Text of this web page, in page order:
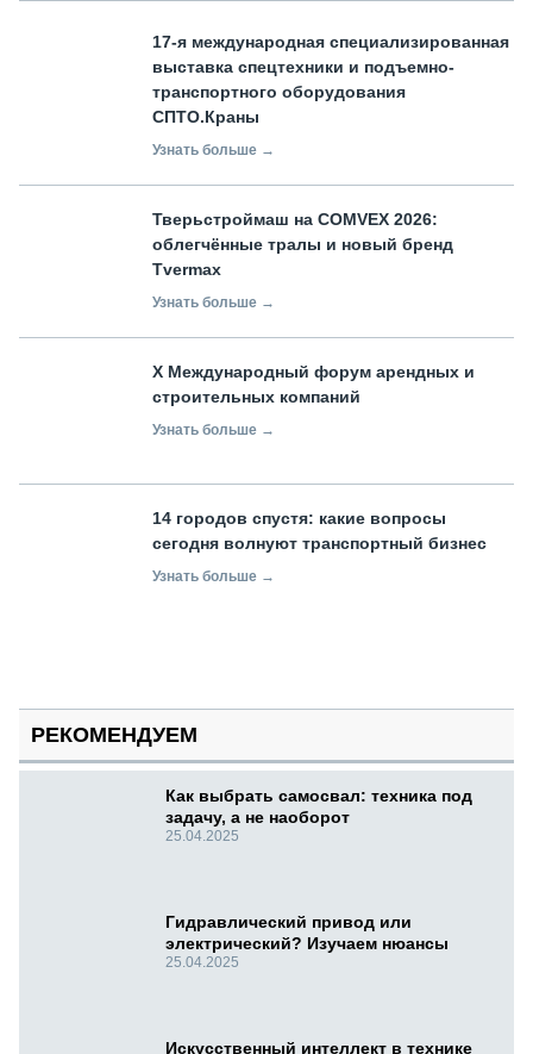
17-я международная специализированная
выставка спецтехники и подъемно-
транспортного оборудования
СПТО.Краны
Узнать больше →
Тверьстроймаш на COMVEX 2026:
облегчённые тралы и новый бренд
Tvermax
Узнать больше →
X Международный форум арендных и
строительных компаний
Узнать больше →
14 городов спустя: какие вопросы
сегодня волнуют транспортный бизнес
Узнать больше →
РЕКОМЕНДУЕМ
Как выбрать самосвал: техника под
задачу, а не наоборот
25.04.2025
Гидравлический привод или
электрический? Изучаем нюансы
25.04.2025
Искусственный интеллект в технике